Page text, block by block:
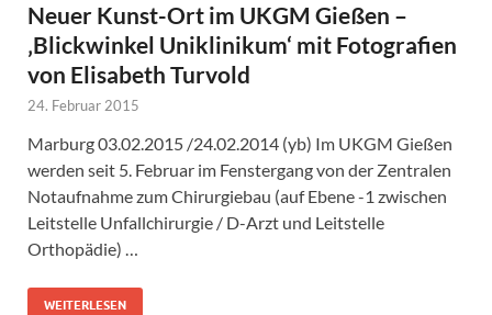
Neuer Kunst-Ort im UKGM Gießen –
‚Blickwinkel Uniklinikum‘ mit Fotografien
von Elisabeth Turvold
24. Februar 2015
Marburg 03.02.2015 /24.02.2014 (yb) Im UKGM Gießen
werden seit 5. Februar im Fenstergang von der Zentralen
Notaufnahme zum Chirurgiebau (auf Ebene -1 zwischen
Leitstelle Unfallchirurgie / D-Arzt und Leitstelle
Orthopädie) …
WEITERLESEN